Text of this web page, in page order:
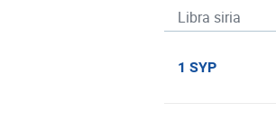
Libra siria
1 SYP